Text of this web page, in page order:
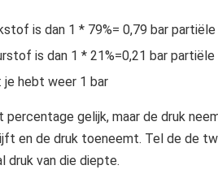
is dan 1 * 79%= 0,79 bar partiële
is dan 1 * 21%=0,21 bar partiële
je hebt weer 1 bar
gelijk, maar de druk
en de druk toeneemt. Tel de de
druk van die diepte.